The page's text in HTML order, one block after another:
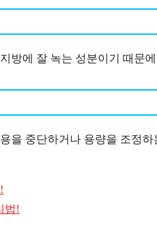
방에 잘 녹는 성분이기 때문
을 중단하거나 용량을 조정
법!